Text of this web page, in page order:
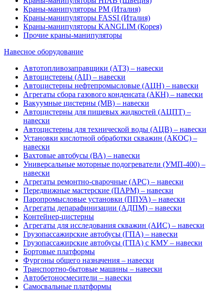
Краны-манипуляторы PM (Италия)
Краны-манипуляторы FASSI (Италия)
Краны-манипуляторы KANGLIM (Корея)
Прочие краны-манипуляторы
Навесное оборудование
Автотопливозаправщики (АТЗ) – навески
Автоцистерны (АЦ) – навески
Автоцистерны нефтепромысловые (АЦН) – навески
Агрегаты сбора газового конденсата (АКН) – навески
Вакуумные цистерны (МВ) – навески
Автоцистерны для пищевых жидкостей (АЦПТ) –
навески
Автоцистерны для технической воды (АЦВ) – навески
Установки кислотной обработки скважин (АКОС) –
навески
Вахтовые автобусы (ВА) – навески
Универсальные моторные подогреватели (УМП-400) –
навески
Агрегаты ремонтно-сварочные (АРС) – навески
Передвижные мастерские (ПАРМ) – навески
Паропромысловые установки (ППУА) – навески
Агрегаты депарафинизации (АДПМ) – навески
Контейнер-цистерны
Агрегаты для исследования скважин (АИС) – навески
Грузопассажирские автобусы (ГПА) – навески
Грузопассажирские автобусы (ГПА) с КМУ – навески
Бортовые платформы
Фургоны общего назначения – навески
Транспортно-бытовые машины – навески
Автобетоносмесители – навески
Самосвальные платформы